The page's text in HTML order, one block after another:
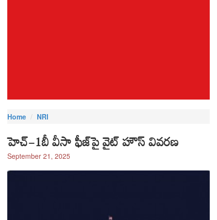
Home NRI
హెచ్-1బీ వీసా ఫీజ్‌పై వైట్ హౌస్ వివరణ
September 21, 2025